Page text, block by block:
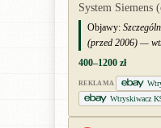
System Siemens
Objawy:
(przed 2006) —
400–1200 zł
REKLAMA
Wtryskiwacz